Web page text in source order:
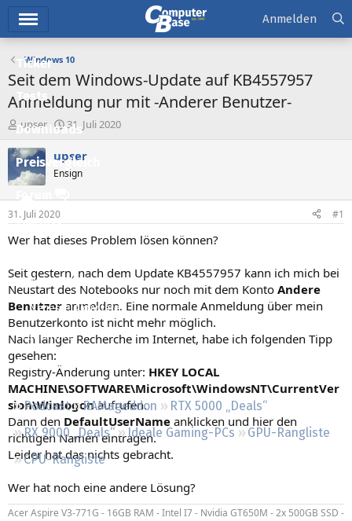
Ticker
Tests
Downloads
Preisvergleich
Forum
Aktuelles
Neue Beiträge
Neueste Aktivitäten
Leserartikel
Regeln
Podcast RAMageddon
RTX 5000 „Deals“
RX 9000 „Deals“
Ideale Gaming-PCs
GPU-Rangliste
CPU-Rangliste
Anmelden
Windows 10
Seit dem Windows-Update auf KB4557957
Anmeldung nur mit -Anderer Benutzer-
E
r
s
t
e
e
r
upser
E
r
s
e
t
a
31. Juli 2020
upser
Ensign
31. Juli 2020 #1
Wer hat dieses Problem lösen können?
Seit gestern, nach dem Update KB4557957 kann ich mich bei
Neustart des Notebooks nur noch mit dem Konto Andere
Benutzer anmelden. Eine normale Anmeldung über mein
Benutzerkonto ist nicht mehr möglich.
Nach langer Recherche im Internet, habe ich folgenden Tipp
gesehen:
Registry-Änderung unter: HKEY LOCAL
MACHINE\SOFTWARE\Microsoft\WindowsNT\CurrentVer
sion\Winlogonaufrufen.
Dann den DefaultUserName anklicken und hier den
richtigen Namen eintragen.
Leider hat das nichts gebracht.
Wer hat noch eine andere Lösung?
Acer Aspire V3-771G - 16GB RAM - Intel I7 - Nvidia GT650M - 2x 500GB SSD -